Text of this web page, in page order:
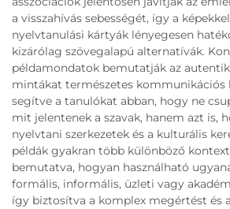
a visszahívás sebességét, így a
nyelvtanulási kártyák lényegesen
kizárólag szövegalapú alternatívák.
példamondatok bemutatják az
mintákat természetes kommunikációs
segítve a tanulókat abban, hogy ne
mit jelentenek a szavak, hanem azt is,
nyelvtani szerkezetek és a kulturális
példák gyakran több különböző
bemutatva, hogyan használható
formális, informális, üzleti vagy
így biztosítva a komplex megértést és